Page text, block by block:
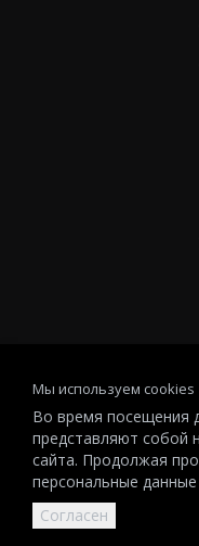
© 2026 All-
other
Мы используем cookies
Во время посещения
представляют собой
сайта. Продолжая
персональные
Согласен